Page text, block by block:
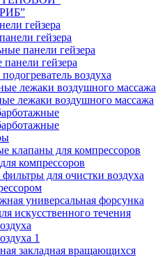
гейзера
гейзера
панели гейзера
гейзера
воздуха
лежаки воздушного массажа
лежаки воздушного массажа
клапаны для компрессоров
компрессоров
для очистки воздуха
универсальная форсунка
искусственного течения
1
закладная вращающихся